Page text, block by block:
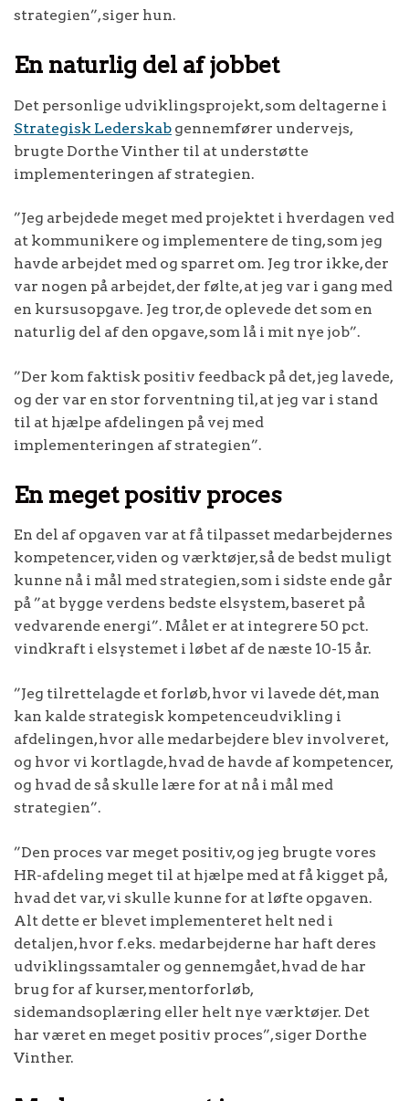
strategien”, siger hun.
En naturlig del af jobbet
Det personlige udviklingsprojekt, som deltagerne i
Strategisk Lederskab gennemfører undervejs,
brugte Dorthe Vinther til at understøtte
implementeringen af strategien.
”Jeg arbejdede meget med projektet i hverdagen ved
at kommunikere og implementere de ting, som jeg
havde arbejdet med og sparret om. Jeg tror ikke, der
var nogen på arbejdet, der følte, at jeg var i gang med
en kursusopgave. Jeg tror, de oplevede det som en
naturlig del af den opgave, som lå i mit nye job”.
”Der kom faktisk positiv feedback på det, jeg lavede,
og der var en stor forventning til, at jeg var i stand
til at hjælpe afdelingen på vej med
implementeringen af strategien”.
En meget positiv proces
En del af opgaven var at få tilpasset medarbejdernes
kompetencer, viden og værktøjer, så de bedst muligt
kunne nå i mål med strategien, som i sidste ende går
på ”at bygge verdens bedste elsystem, baseret på
vedvarende energi”. Målet er at integrere 50 pct.
vindkraft i elsystemet i løbet af de næste 10-15 år.
”Jeg tilrettelagde et forløb, hvor vi lavede dét, man
kan kalde strategisk kompetenceudvikling i
afdelingen, hvor alle medarbejdere blev involveret,
og hvor vi kortlagde, hvad de havde af kompetencer,
og hvad de så skulle lære for at nå i mål med
strategien”.
”Den proces var meget positiv, og jeg brugte vores
HR-afdeling meget til at hjælpe med at få kigget på,
hvad det var, vi skulle kunne for at løfte opgaven.
Alt dette er blevet implementeret helt ned i
detaljen, hvor f.eks. medarbejderne har haft deres
udviklingssamtaler og gennemgået, hvad de har
brug for af kurser, mentorforløb,
sidemandsoplæring eller helt nye værktøjer. Det
har været en meget positiv proces”, siger Dorthe
Vinther.